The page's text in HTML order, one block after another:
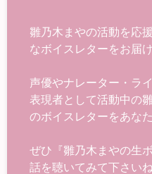
雛乃木まやの活動を応
なボイスレターをお届
声優やナレーター・ラ
表現者として活動中の
のボイスレターをあな
ぜひ『雛乃木まやの生
話を聴いてみて下さいね